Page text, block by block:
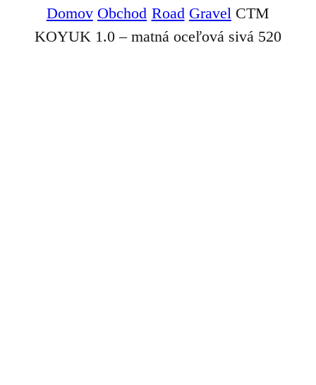
Domov Obchod Road Gravel CTM
KOYUK 1.0 – matná oceľová sivá 520